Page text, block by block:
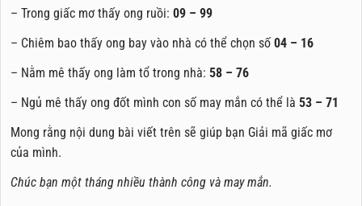
– Trong giấc mơ thấy ong ruồi: 09 – 99
– Chiêm bao thấy ong bay vào nhà có thể chọn số 04 – 16
– Nằm mê thấy ong làm tổ trong nhà: 58 – 76
– Ngủ mê thấy ong đốt mình con số may mắn có thể là 53 – 71
Mong rằng nội dung bài viết trên sẽ giúp bạn Giải mã giấc mơ
của mình.
Chúc bạn một tháng nhiều thành công và may mắn.